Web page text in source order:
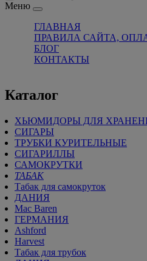
Меню
ГЛАВНАЯ
ПРАВИЛА САЙТА,
БЛОГ
КОНТАКТЫ
Каталог
ХЬЮМИДОРЫ ДЛЯ
СИГАРЫ
ТРУБКИ КУРИТЕЛЬНЫЕ
СИГАРИЛЛЫ
САМОКРУТКИ
ТАБАК
Табак для самокруток
ДАНИЯ
Mac Baren
ГЕРМАНИЯ
Ashford
Harvest
Табак для трубок